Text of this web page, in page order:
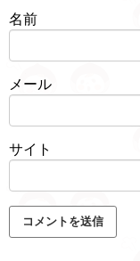
名前
メール
サイト